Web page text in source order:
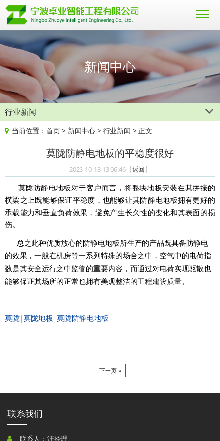
新闻中心
行业新闻
当前位置： 首页 > 新闻中心 > 行业新闻 > 正文
莫陇防静电地板的平稳度很好
2023-10-13 13:06:46【返回】
莫陇防静电地板对于客户而言，将整块地板安装在其拼接的
横梁之上既能够保证平稳度，也能够让其防静电地板拥有更好的
承载能力和垂直负荷效果，避免产生长久性的变化和其表面的损
伤。
总之此种优质放心的防静电地板所生产的产品既具备防静电
的效果，一般在机房等一系列特殊的场合之中，空气中的电荷指
数是其安全运行之中监管的重要内容，而通过对电荷实现驱散也
能够保证其场所的正常也拥有美观整洁的工程建设质量。
莫陇|莫陇地板 |莫陇防静电地板
下一页 »
联系我们
联系人：汪经理